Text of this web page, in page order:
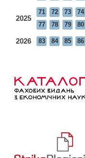
2025
71 72 73 74
77
78 79 80
2026 83 84 85 86